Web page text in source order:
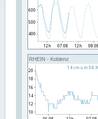
RHEIN - Koblenz